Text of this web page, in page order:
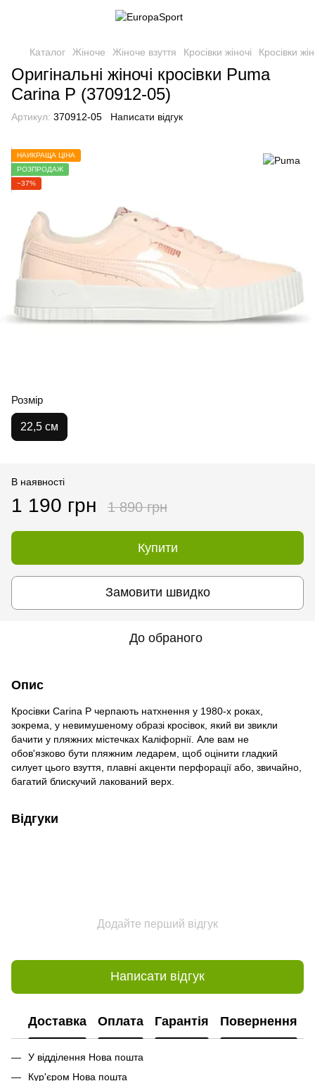
Каталог Жіноче Жіноче взуття Кросівки жіночі Кросівки
Оригінальні жіночі кросівки Puma
Carina P (370912-05)
Артикул: 370912-05 Написати відгук
НАЙКРАЩА ЦІНА
РОЗПРОДАЖ
−37%
Розмір
22,5 см
В наявності
1 190 грн 1 890 грн
Купити
Замовити швидко
До обраного
Опис
Кросівки Carina P черпають натхнення у 1980-х роках,
зокрема, у невимушеному образі кросівок, який ви звикли
бачити у пляжних містечках Каліфорнії. Але вам не
обов'язково бути пляжним ледарем, щоб оцінити гладкий
силует цього взуття, плавні акценти перфорації або, звичайно,
багатий блискучий лакований верх.
Відгуки
Додайте перший відгук
Написати відгук
Доставка Оплата Гарантія Повернення
У відділення Нова пошта
Кур'єром Нова пошта